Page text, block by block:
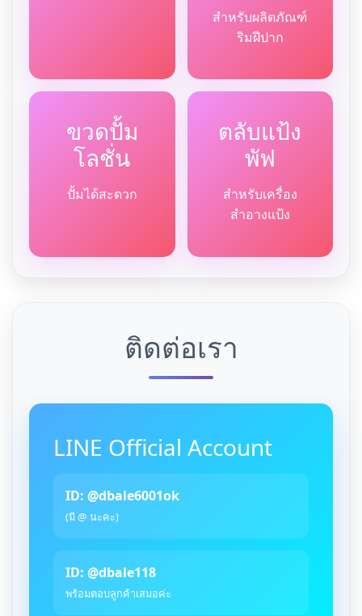
สำหรับผลิตภัณฑ์
ริมฝีปาก
ขวดปั้ม
โลชั่น
ปั้มได้สะดวก
ตลับแป้ง
พัฟ
สำหรับเครื่อง
สำอางแป้ง
ติดต่อเรา
LINE Official Account
ID: @dbale6001ok
(มี @ นะคะ)
ID: @dbale118
พร้อมตอบลูกค้าเสมอค่ะ